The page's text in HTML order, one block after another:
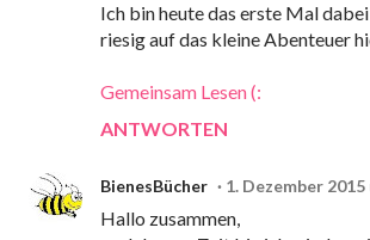
Ich bin heute das erste Mal
riesig auf das kleine Abenteuer
Gemeinsam Lesen (:
ANTWORTEN
BienesBücher 1. Dezember 2015
Hallo zusammen,